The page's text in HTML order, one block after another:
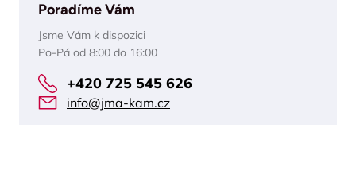
Poradíme Vám
Jsme Vám k dispozici
Po-Pá od 8:00 do 16:00
+420 725 545 626
info@jma-kam.cz